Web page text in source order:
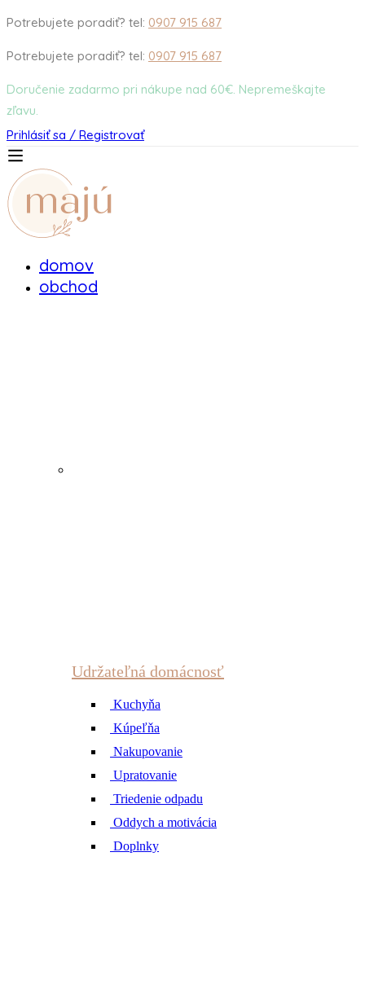
Potrebujete poradiť? tel: 0907 915 687
Potrebujete poradiť? tel: 0907 915 687
Doručenie zadarmo pri nákupe nad 60€. Nepremeškajte
zľavu.
Prihlásiť sa / Registrovať
domov
obchod
Udržateľná domácnosť
Kuchyňa
Kúpeľňa
Nakupovanie
Upratovanie
Triedenie odpadu
Oddych a motivácia
Doplnky